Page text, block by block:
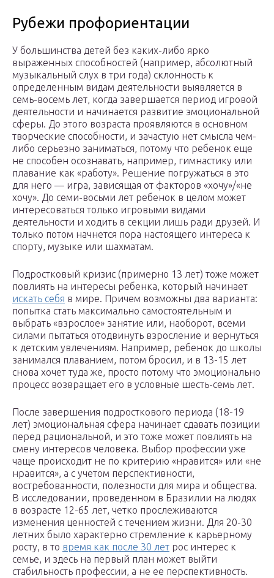
Рубежи профориентации
У большинства детей без каких-либо ярко
выраженных способностей (например, абсолютный
музыкальный слух в три года) склонность к
определенным видам деятельности выявляется в
семь-восемь лет, когда завершается период игровой
деятельности и начинается развитие эмоциональной
сферы. До этого возраста проявляются в основном
творческие способности, и зачастую нет смысла чем-
либо серьезно заниматься, потому что ребенок еще
не способен осознавать, например, гимнастику или
плавание как «работу». Решение погружаться в это
для него — игра, зависящая от факторов «хочу»/«не
хочу». До семи-восьми лет ребенок в целом может
интересоваться только игровыми видами
деятельности и ходить в секции лишь ради друзей. И
только потом начнется пора настоящего интереса к
спорту, музыке или шахматам.
Подростковый кризис (примерно 13 лет) тоже может
повлиять на интересы ребенка, который начинает
искать себя в мире. Причем возможны два варианта:
попытка стать максимально самостоятельным и
выбрать «взрослое» занятие или, наоборот, всеми
силами пытаться отодвинуть взросление и вернуться
к детским увлечениям. Например, ребенок до школы
занимался плаванием, потом бросил, и в 13-15 лет
снова хочет туда же, просто потому что эмоционально
процесс возвращает его в условные шесть-семь лет.
После завершения подросткового периода (18-19
лет) эмоциональная сфера начинает сдавать позиции
перед рациональной, и это тоже может повлиять на
смену интересов человека. Выбор профессии уже
чаще происходит не по критерию «нравится» или «не
нравится», а с учетом перспективности,
востребованности, полезности для мира и общества.
В исследовании, проведенном в Бразилии на людях
в возрасте 12-65 лет, четко прослеживаются
изменения ценностей с течением жизни. Для 20-30
летних было характерно стремление к карьерному
росту, в то время как после 30 лет рос интерес к
семье, и здесь на первый план может выйти
стабильность профессии, а не ее перспективность.